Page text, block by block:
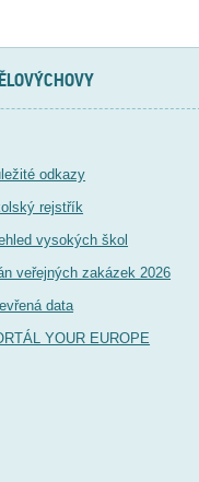
odkazy
rejstřík
vysokých škol
veřejných zakázek 2026
data
YOUR EUROPE